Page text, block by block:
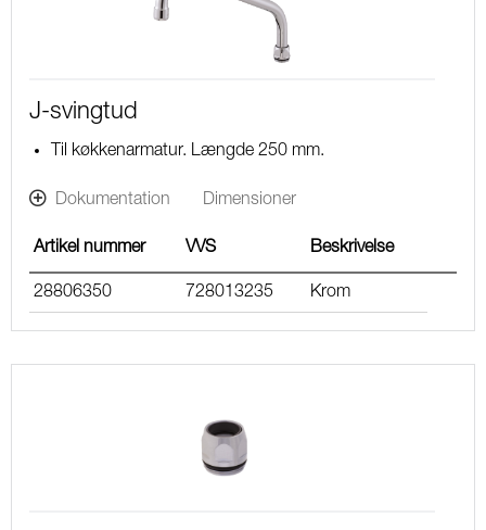
J-svingtud
Til køkkenarmatur. Længde 250 mm.
Dokumentation Dimensioner
Artikel nummer VVS Beskrivelse
28806350 728013235 Krom